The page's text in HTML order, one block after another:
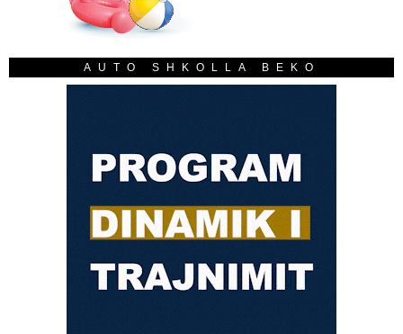
AUTO SHKOLLA BEKO